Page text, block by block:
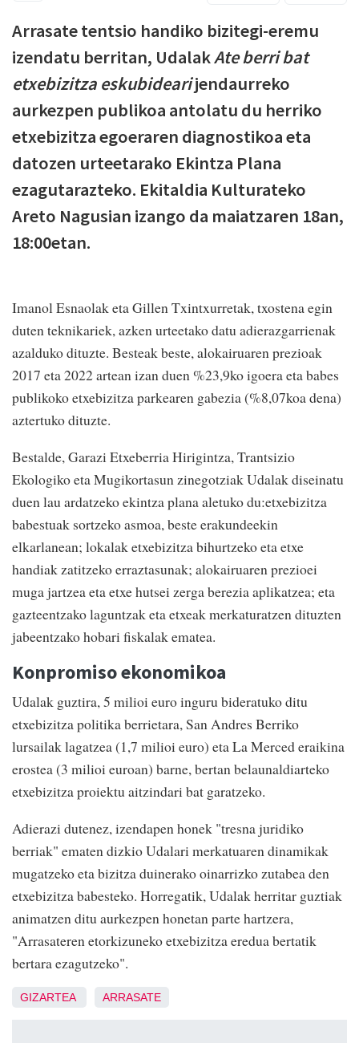
Arrasate tentsio handiko bizitegi-eremu
izendatu berritan, UdalakAte berri bat
etxebizitza eskubidearijendaurreko
aurkezpen publikoa antolatu du herriko
etxebizitza egoeraren diagnostikoa eta
datozen urteetarako Ekintza Plana
ezagutarazteko. Ekitaldia Kulturateko
Areto Nagusian izango da maiatzaren 18an,
18:00etan.
Imanol Esnaolak eta Gillen Txintxurretak, txostena egin
duten teknikariek, azken urteetako datu adierazgarrienak
azalduko dituzte. Besteak beste, alokairuaren prezioak
2017 eta 2022 artean izan duen %23,9ko igoera eta babes
publikoko etxebizitza parkearen gabezia (%8,07koa dena)
aztertuko dituzte.
Bestalde, Garazi Etxeberria Hirigintza, Trantsizio
Ekologiko eta Mugikortasun zinegotziak Udalak diseinatu
duen lau ardatzeko ekintza plana aletuko du:etxebizitza
babestuak sortzeko asmoa, beste erakundeekin
elkarlanean; lokalak etxebizitza bihurtzeko eta etxe
handiak zatitzeko erraztasunak; alokairuaren prezioei
muga jartzea eta etxe hutsei zerga berezia aplikatzea; eta
gazteentzako laguntzak eta etxeak merkaturatzen dituzten
jabeentzako hobari fiskalak ematea.
Konpromiso ekonomikoa
Udalak guztira, 5 milioi euro inguru bideratuko ditu
etxebizitza politika berrietara, San Andres Berriko
lursailak lagatzea (1,7 milioi euro) eta La Merced eraikina
erostea (3 milioi euroan) barne, bertan belaunaldiarteko
etxebizitza proiektu aitzindari bat garatzeko.
Adierazi dutenez, izendapen honek "tresna juridiko
berriak" ematen dizkio Udalari merkatuaren dinamikak
mugatzeko eta bizitza duinerako oinarrizko zutabea den
etxebizitza babesteko. Horregatik, Udalak herritar guztiak
animatzen ditu aurkezpen honetan parte hartzera,
"Arrasateren etorkizuneko etxebizitza eredua bertatik
bertara ezagutzeko".
GIZARTEA ARRASATE